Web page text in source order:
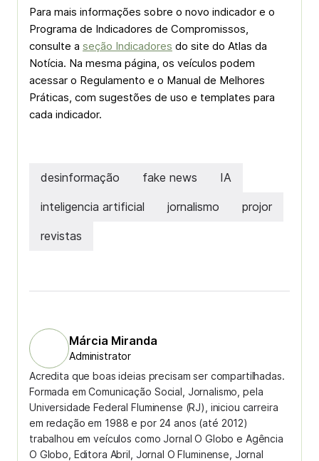
Para mais informações sobre o novo indicador e o
Programa de Indicadores de Compromissos,
consulte a seção Indicadores do site do Atlas da
Notícia. Na mesma página, os veículos podem
acessar o Regulamento e o Manual de Melhores
Práticas, com sugestões de uso e templates para
cada indicador.
desinformação fake news IA
inteligencia artificial jornalismo projor
revistas
Márcia Miranda
Administrator
Acredita que boas ideias precisam ser compartilhadas.
Formada em Comunicação Social, Jornalismo, pela
Universidade Federal Fluminense (RJ), iniciou carreira
em redação em 1988 e por 24 anos (até 2012)
trabalhou em veículos como Jornal O Globo e Agência
O Globo, Editora Abril, Jornal O Fluminense, Jornal